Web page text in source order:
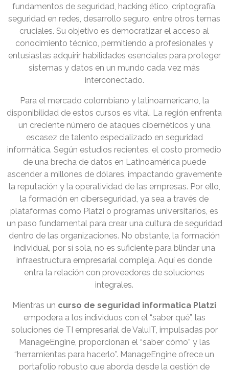
fundamentos de seguridad, hacking ético, criptografía,
seguridad en redes, desarrollo seguro, entre otros temas
cruciales. Su objetivo es democratizar el acceso al
conocimiento técnico, permitiendo a profesionales y
entusiastas adquirir habilidades esenciales para proteger
sistemas y datos en un mundo cada vez más
interconectado.
Para el mercado colombiano y latinoamericano, la
disponibilidad de estos cursos es vital. La región enfrenta
un creciente número de ataques cibernéticos y una
escasez de talento especializado en seguridad
informática. Según estudios recientes, el costo promedio
de una brecha de datos en Latinoamérica puede
ascender a millones de dólares, impactando gravemente
la reputación y la operatividad de las empresas. Por ello,
la formación en ciberseguridad, ya sea a través de
plataformas como Platzi o programas universitarios, es
un paso fundamental para crear una cultura de seguridad
dentro de las organizaciones. No obstante, la formación
individual, por sí sola, no es suficiente para blindar una
infraestructura empresarial compleja. Aquí es donde
entra la relación con proveedores de soluciones
integrales.
Mientras un curso de seguridad informatica Platzi
empodera a los individuos con el “saber qué”, las
soluciones de TI empresarial de ValuIT, impulsadas por
ManageEngine, proporcionan el “saber cómo” y las
“herramientas para hacerlo”. ManageEngine ofrece un
portafolio robusto que aborda desde la gestión de